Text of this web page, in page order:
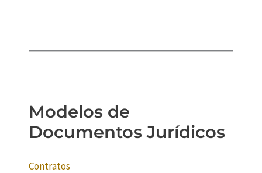
Modelos de
Documentos Jurídicos
Contratos